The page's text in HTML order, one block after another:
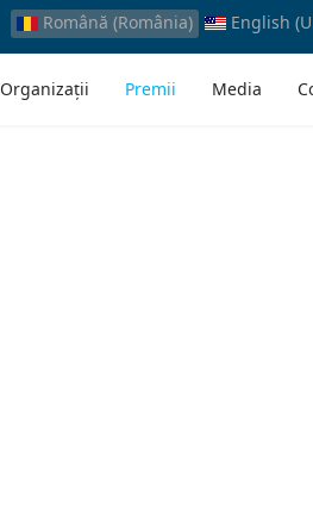
Română (România) English
Organizații Premii Media